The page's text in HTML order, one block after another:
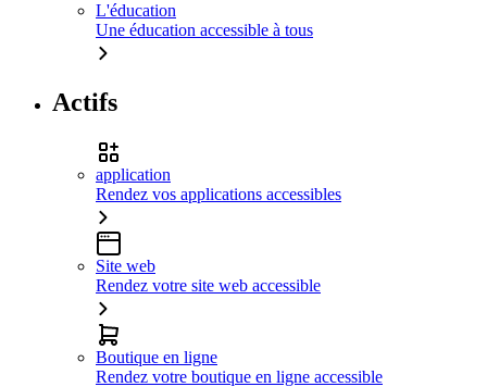
L'éducation
Une éducation accessible à tous
Actifs
application
Rendez vos applications accessibles
Site web
Rendez votre site web accessible
Boutique en ligne
Rendez votre boutique en ligne accessible